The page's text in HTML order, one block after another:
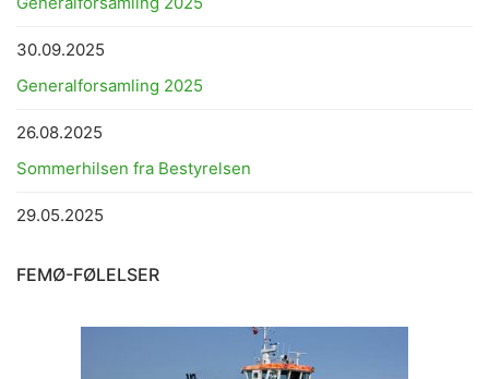
30.09.2025
Generalforsamling 2025
26.08.2025
Sommerhilsen fra Bestyrelsen
29.05.2025
FEMØ-FØLELSER